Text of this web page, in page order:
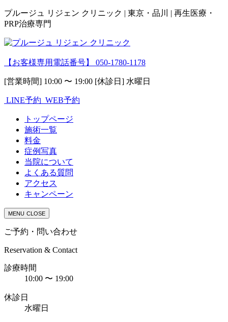
プルージュ リジェン クリニック | 東京・品川 | 再生医療・
PRP治療専門
【お客様専用電話番号】 050-1780-1178
[営業時間] 10:00 〜 19:00 [休診日] 水曜日
LINE予約 WEB予約
トップページ
施術一覧
料金
症例写真
当院について
よくある質問
アクセス
キャンペーン
MENU CLOSE
ご予約・問い合わせ
Reservation & Contact
診療時間
10:00 〜 19:00
休診日
水曜日